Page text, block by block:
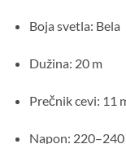
Boja svetla: Bela
Dužina: 20 m
Prečnik cevi: 11
Napon: